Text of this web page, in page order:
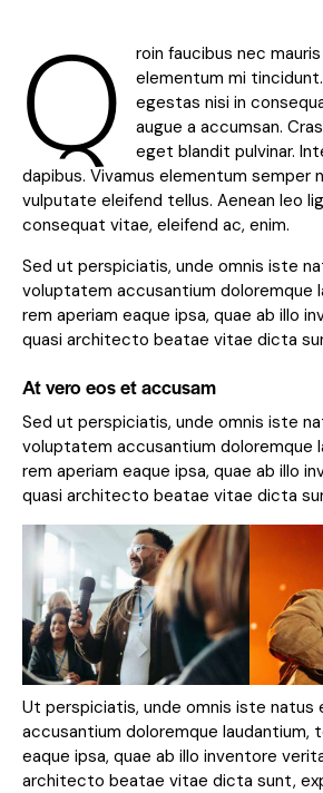
Q
roin faucibus nec
elementum mi
egestas nisi in
augue a accumsan.
eget blandit pulvinar.
dapibus. Vivamus elementum semper
vulputate eleifend tellus. Aenean leo
consequat vitae, eleifend ac, enim.
Sed ut perspiciatis, unde omnis iste
voluptatem accusantium doloremque
rem aperiam eaque ipsa, quae ab illo
quasi architecto beatae vitae dicta
At vero eos et accusam
Sed ut perspiciatis, unde omnis iste
voluptatem accusantium doloremque
rem aperiam eaque ipsa, quae ab illo
quasi architecto beatae vitae dicta
Ut perspiciatis, unde omnis iste
accusantium doloremque laudantium,
eaque ipsa, quae ab illo inventore
architecto beatae vitae dicta sunt,